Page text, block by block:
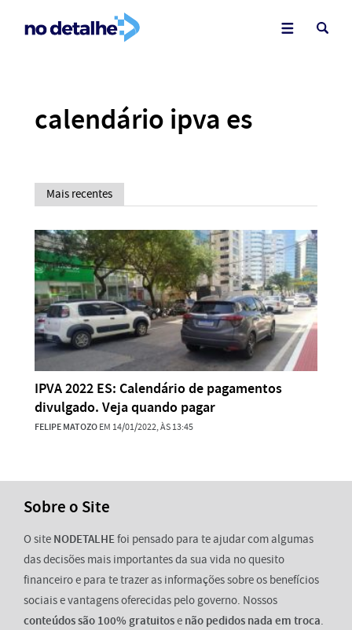
calendário ipva es
Mais recentes
IPVA 2022 ES: Calendário de pagamentos
divulgado. Veja quando pagar
FELIPE MATOZOEM 14/01/2022, ÀS 13:45
Sobre o Site
O site NODETALHEfoi pensado para te ajudar com algumas
das decisões mais importantes da sua vida no quesito
financeiro e para te trazer as informações sobre os benefícios
sociais e vantagens oferecidas pelo governo. Nossos
conteúdos são 100% gratuitose não pedidos nada em troca.